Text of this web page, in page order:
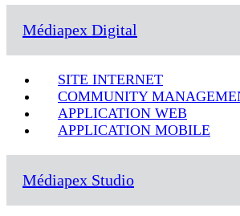
Médiapex Digital
SITE INTERNET
COMMUNITY
APPLICATION WEB
APPLICATION MOBILE
Médiapex Studio